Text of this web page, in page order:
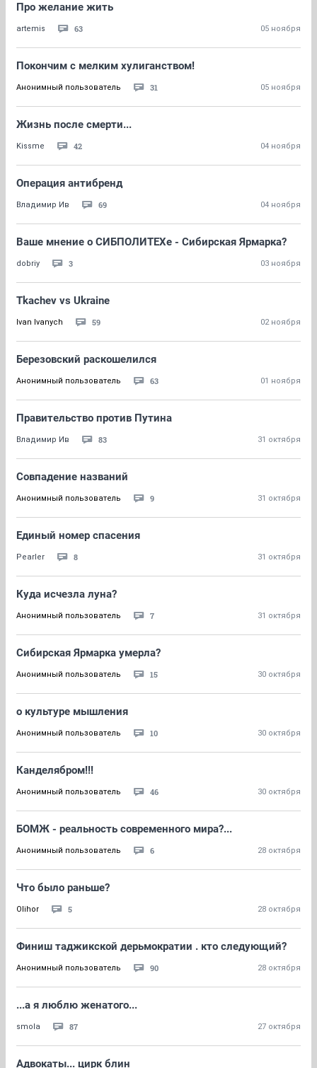
Про желание жить
artemis 63 05 ноября
Покончим с мелким хулиганством!
Анонимный пользователь 31 05 ноября
Жизнь после смерти...
Kissme 42 04 ноября
Операция антибренд
Владимир Ив 69 04 ноября
Ваше мнение о СИБПОЛИТЕХе - Сибирская Ярмарка?
dobriy 3 03 ноября
Tkachev vs Ukraine
Ivan Ivanych 59 02 ноября
Березовский раскошелился
Анонимный пользователь 63 01 ноября
Правительство против Путина
Владимир Ив 83 31 октября
Совпадение названий
Анонимный пользователь 9 31 октября
Единый номер спасения
Pearler 8 31 октября
Куда исчезла луна?
Анонимный пользователь 7 31 октября
Сибирская Ярмарка умерла?
Анонимный пользователь 15 30 октября
о культуре мышления
Анонимный пользователь 10 30 октября
Канделябром!!!
Анонимный пользователь 46 30 октября
БОМЖ - реальность современного мира?...
Анонимный пользователь 6 28 октября
Что было раньше?
Olihor 5 28 октября
Финиш таджикской дерьмократии . кто следующий?
Анонимный пользователь 90 28 октября
...а я люблю женатого...
smola 87 27 октября
Адвокаты... цирк блин